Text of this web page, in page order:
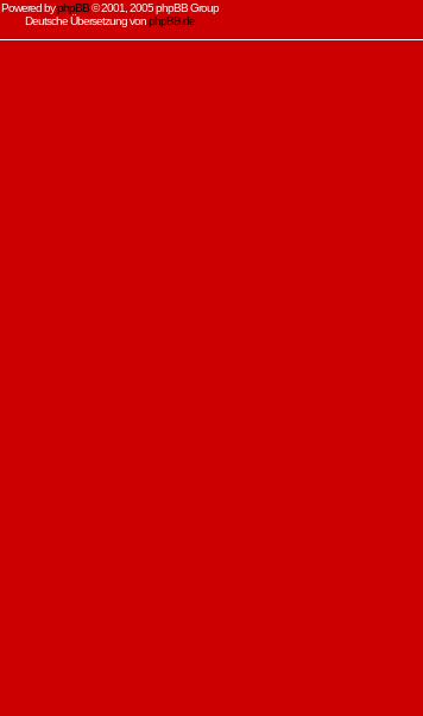
Powered byphpBB© 2001, 2005 phpBB Group
Deutsche Übersetzung vonphpBB.de